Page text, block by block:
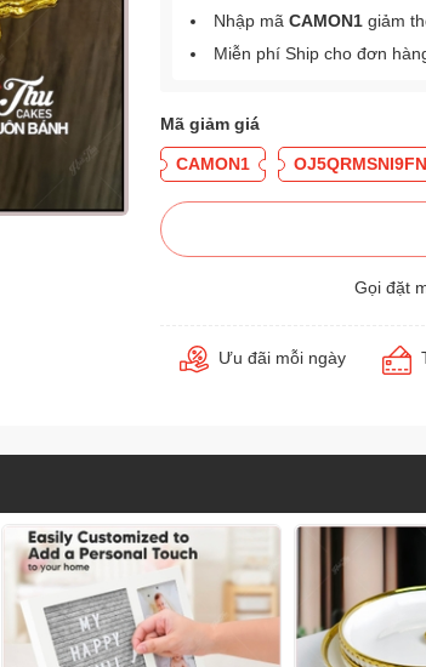
Nhập mã CAMON1 giảm
Miễn phí Ship cho đơn
Mã giảm giá
CAMON1 OJ5QRMSNI9FN
Gọi đặt
Ưu đãi mỗi ngày